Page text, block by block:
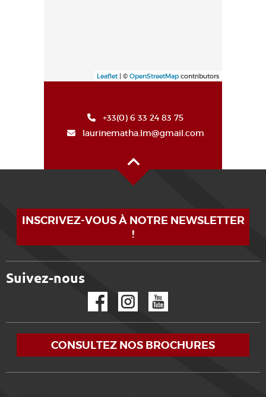
Leaflet| © OpenStreetMap contributors
+33(0) 6 33 24 83 75
laurinematha.lm@gmail.com
INSCRIVEZ-VOUS À NOTRE NEWSLETTER
!
Suivez-nous
CONSULTEZ NOS BROCHURES